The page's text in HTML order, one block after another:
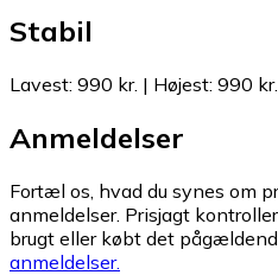
Stabil
Lavest: 990 kr. | Højest: 990 kr.
Anmeldelser
Fortæl os, hvad du synes om
anmeldelser. Prisjagt
brugt eller købt det
anmeldelser.